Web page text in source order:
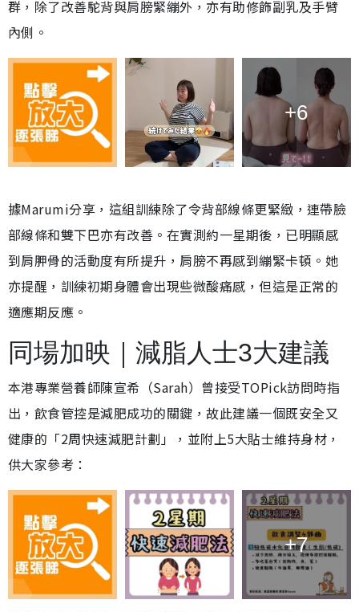
群，除了改善駝背與肩膀緊繃外，亦有助修飾副乳及手臂
內側。
+6
據Marumi分享，這組訓練除了令背部線條更緊緻，連帶臉
部線條和雙下巴亦有改善。在實測約一星期後，已明顯感
到肩胛骨的活動度有所提升，肩膀不再感到繃緊卡頓。她
亦提醒，訓練初期身體會出現些微酸痛感，但這是正常的
適應期反應。
同場加映｜減脂人士3大建議
本港專業營養師陳宣希（Sarah）曾接受TOPick訪問時指
出，飲食管控是減肥成功的關鍵，故此建議一個既安全又
健康的「2周快速減肥計劃」，並附上5大貼士維持身材，
供大家參考：
+7